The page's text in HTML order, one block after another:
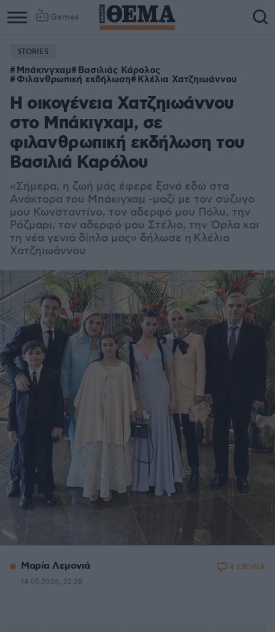
Games
STORIES
Μπάκινγχαμ Βασιλιάς Κάρολος
Φιλανθρωπική εκδήλωση Κλέλια Χατζηιωάννου
Η οικογένεια Χατζηιωάννου
στο Μπάκιγχαμ, σε
φιλανθρωπική εκδήλωση του
Βασιλιά Καρόλου
«Σήμερα, η ζωή μάς έφερε ξανά εδώ στα
Ανάκτορα του Μπάκιγχαμ -μαζί με τον σύζυγο
μου Κωνσταντίνο, τον αδερφό μου Πόλυ, την
Ρόζμαρι, τον αδερφό μου Στέλιο, την Όρλα και
τη νέα γενιά δίπλα μας» δήλωσε η Κλέλια
Χατζηιωάννου
Μαρία Λεμονιά
14.05.2026, 22:28
4 ΣΧΟΛΙΑ